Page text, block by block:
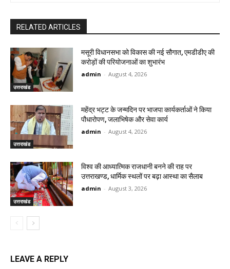
RELATED ARTICLES
उत्तराखंड
मसूरी विधानसभा को विकास की नई सौगात, एमडीडीए की
करोड़ों की परियोजनाओं का शुभारंभ
admin - August 4, 2026
उत्तराखंड
महेंद्र भट्ट के जन्मदिन पर भाजपा कार्यकर्ताओं ने किया
पौधारोपण, जलाभिषेक और सेवा कार्य
admin - August 4, 2026
उत्तराखंड
विश्व की आध्यात्मिक राजधानी बनने की राह पर
उत्तराखण्ड, धार्मिक स्थलों पर बढ़ा आस्था का सैलाब
admin - August 3, 2026
LEAVE A REPLY